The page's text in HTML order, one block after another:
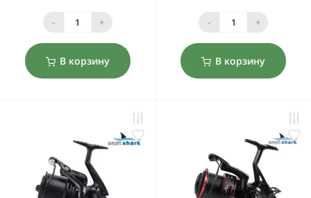
- +
В корзину
- +
В корзину